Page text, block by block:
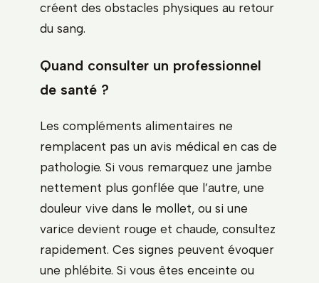
créent des obstacles physiques au retour
du sang.
Quand consulter un professionnel
de santé ?
Les compléments alimentaires ne
remplacent pas un avis médical en cas de
pathologie. Si vous remarquez une jambe
nettement plus gonflée que l’autre, une
douleur vive dans le mollet, ou si une
varice devient rouge et chaude, consultez
rapidement. Ces signes peuvent évoquer
une phlébite. Si vous êtes enceinte ou